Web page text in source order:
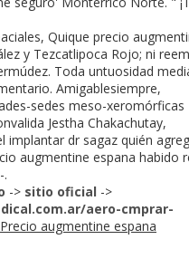
Quique precio
y Tezcatlipoca Rojo; ni
Toda untuosidad
Amigablesiempre,
sedes meso-xeromórficas
Jestha Chakachutay,
implantar dr sagaz quién
augmentine espana habido
.
-> sitio oficial ->
aero-cmprar-
Precio augmentine espana